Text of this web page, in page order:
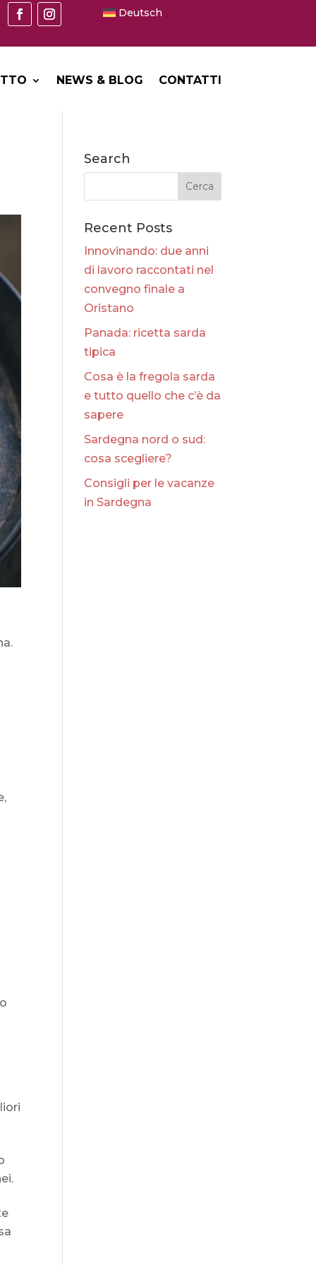
Deutsch
NEWS & BLOG CONTATTI
Search
Recent Posts
Innovinando: due anni
di lavoro raccontati nel
convegno finale a
Oristano
Panada: ricetta sarda
tipica
Cosa è la fregola sarda
e tutto quello che c’è da
sapere
Sardegna nord o sud:
cosa scegliere?
Consigli per le vacanze
in Sardegna